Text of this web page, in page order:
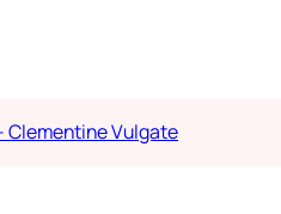
Clementine Vulgate